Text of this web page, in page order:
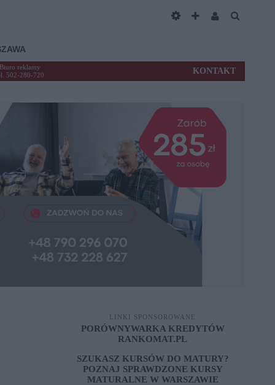
Biuro reklamy
502-280-720
KONTAKT
LINKI SPONSOROWANE
PORÓWNYWARKA KREDYTÓW
RANKOMAT.PL
SZUKASZ KURSÓW DO MATURY?
POZNAJ SPRAWDZONE KURSY
MATURALNE W WARSZAWIE